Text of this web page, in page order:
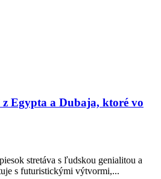
Egypta a Dubaja, ktoré vo
stretáva s ľudskou genialitou a
s futuristickými výtvormi,...